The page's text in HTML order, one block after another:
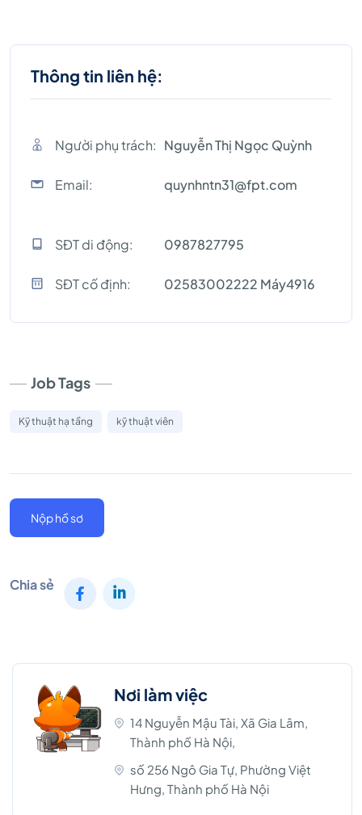
Thông tin liên hệ:
Người phụ trách: Nguyễn Thị Ngọc Quỳnh
Email: quynhntn31@fpt.com
SĐT di động: 0987827795
SĐT cố định: 02583002222 Máy4916
Job Tags
Kỹ thuật hạ tầng kỹ thuật viên
Nộp hồ sơ
Chia sẻ
Nơi làm việc
14 Nguyễn Mậu Tài, Xã Gia Lâm,
Thành phố Hà Nội,
số 256 Ngô Gia Tự, Phường Việt
Hưng, Thành phố Hà Nội